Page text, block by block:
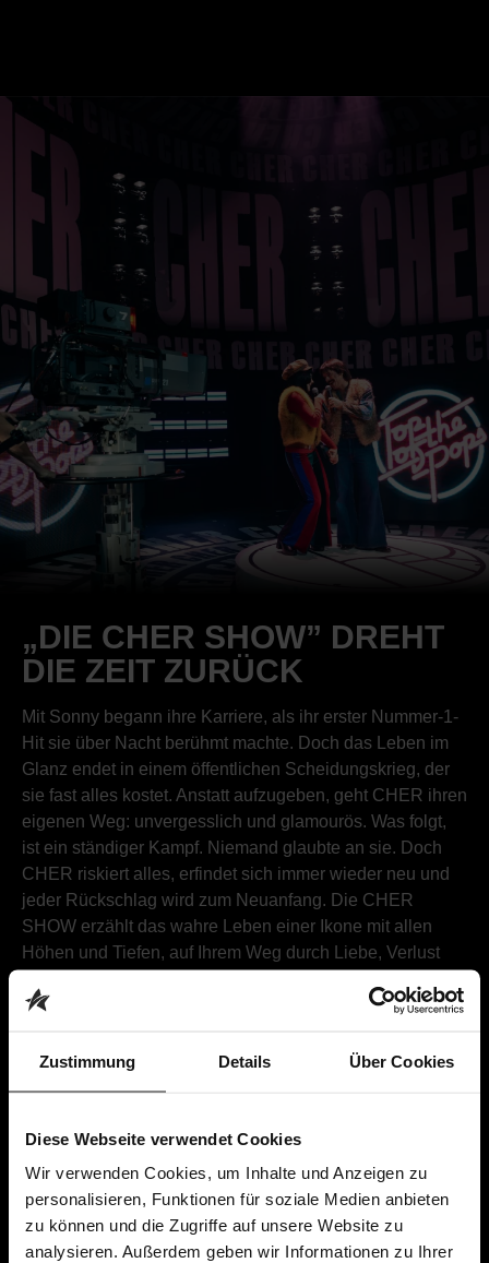
Zustimmung Details Über Cookies
Diese Webseite verwendet Cookies
Wir verwenden Cookies, um Inhalte und Anzeigen zu
personalisieren, Funktionen für soziale Medien anbieten
zu können und die Zugriffe auf unsere Website zu
analysieren. Außerdem geben wir Informationen zu Ihrer
„DIE CHER SHOW” DREHT
DIE ZEIT ZURÜCK
Mit Sonny begann ihre Karriere, als ihr erster Nummer-1-
Hit sie über Nacht berühmt machte. Doch das Leben im
Glanz endet in einem öffentlichen Scheidungskrieg, der
sie fast alles kostet. Anstatt aufzugeben, geht CHER ihren
eigenen Weg: unvergesslich und glamourös. Was folgt,
ist ein ständiger Kampf. Niemand glaubte an sie. Doch
CHER riskiert alles, erfindet sich immer wieder neu und
jeder Rückschlag wird zum Neuanfang. Die CHER
SHOW erzählt das wahre Leben einer Ikone mit allen
Höhen und Tiefen, auf Ihrem Weg durch Liebe, Verlust
DAS SAGT DIE PRESSE